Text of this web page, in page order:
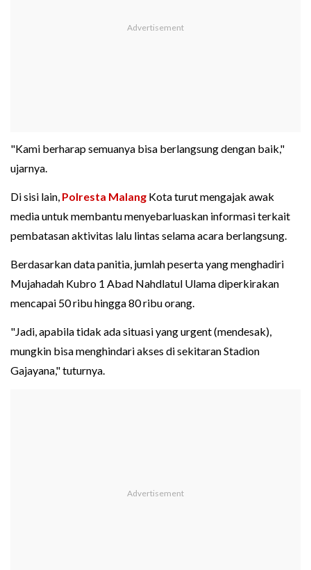
"Kami berharap semuanya bisa berlangsung dengan baik,"
ujarnya.
Di sisi lain, Polresta Malang Kota turut mengajak awak
media untuk membantu menyebarluaskan informasi terkait
pembatasan aktivitas lalu lintas selama acara berlangsung.
Berdasarkan data panitia, jumlah peserta yang menghadiri
Mujahadah Kubro 1 Abad Nahdlatul Ulama diperkirakan
mencapai 50 ribu hingga 80 ribu orang.
"Jadi, apabila tidak ada situasi yang urgent (mendesak),
mungkin bisa menghindari akses di sekitaran Stadion
Gajayana," tuturnya.